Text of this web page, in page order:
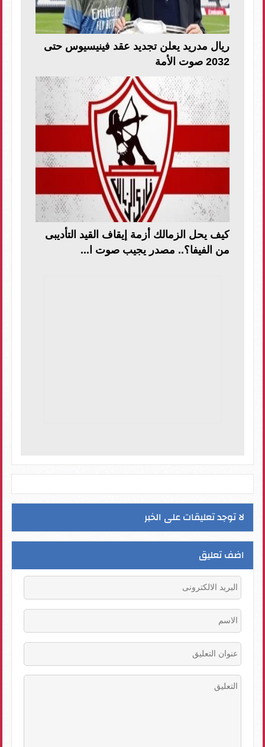
ريال مدريد يعلن تجديد عقد فينيسيوس حتى
2032 صوت الأمة
كيف يحل الزمالك أزمة إيقاف القيد التأديبى
من الفيفا؟.. مصدر يجيب صوت ا...
لا توجد تعليقات على الخبر
اضف تعليق